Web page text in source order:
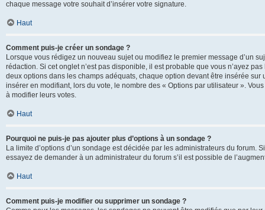
chaque message votre souhait d’insérer votre signature.
Haut
Comment puis-je créer un sondage ?
Lorsque vous rédigez un nouveau sujet ou modifiez le premier message d’un
rédaction. Si cet onglet n’est pas disponible, il est probable que vous n’ayez
deux options dans les champs adéquats, chaque option devant être insérée
insérer en modifiant, lors du vote, le nombre des « Options par utilisateur ».
à modifier leurs votes.
Haut
Pourquoi ne puis-je pas ajouter plus d’options à un sondage ?
La limite d’options d’un sondage est décidée par les administrateurs du
essayez de demander à un administrateur du forum s’il est possible de
Haut
Comment puis-je modifier ou supprimer un sondage ?